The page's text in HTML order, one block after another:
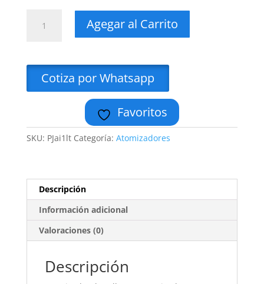
Industrial
Uso
Rudo
Pjar
Agegar al Carrito
Cotiza por Whatsapp
Favoritos
SKU: PJai1lt Categoría: Atomizadores
Descripción
Información adicional
Valoraciones (0)
Descripción